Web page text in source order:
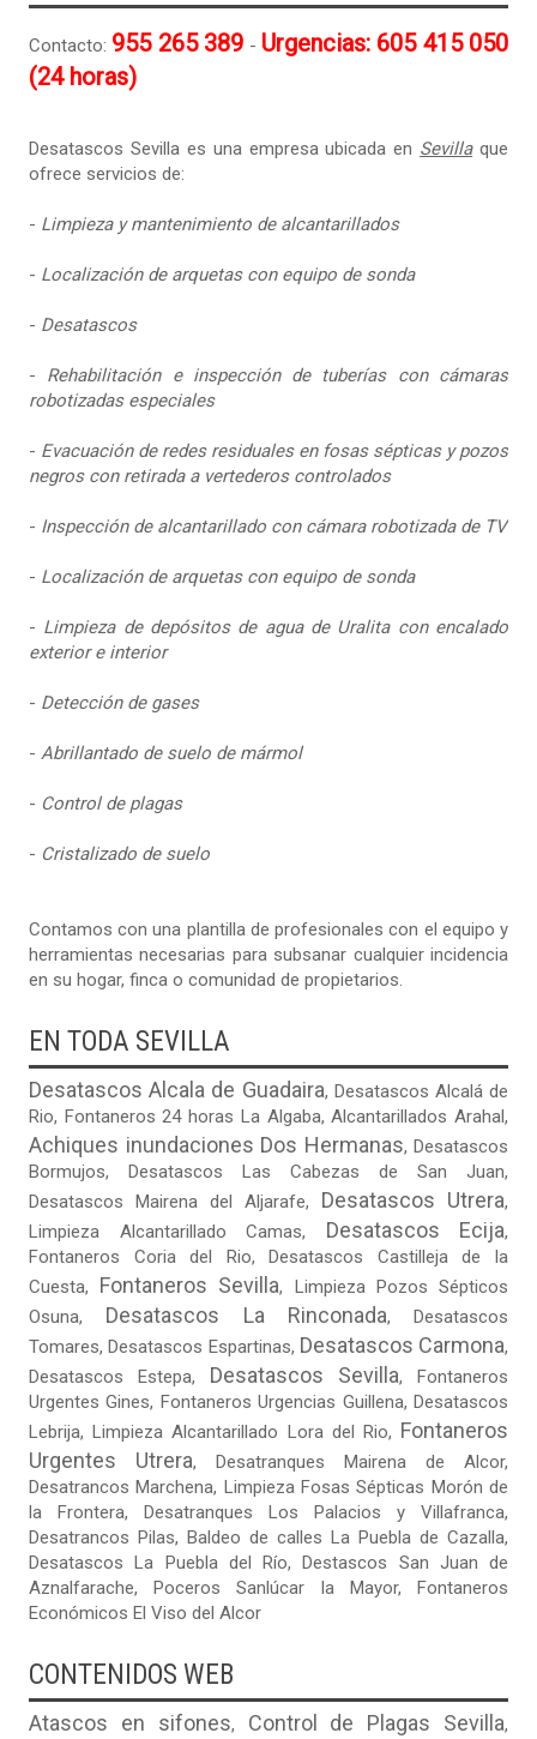
Contacto: 955 265 389 - Urgencias: 605 415 050
(24 horas)
Desatascos Sevilla es una empresa ubicada en Sevillaque
ofrece servicios de:
- Limpieza y mantenimiento de alcantarillados
- Localización de arquetas con equipo de sonda
- Desatascos
- Rehabilitación e inspección de tuberías con cámaras
robotizadas especiales
- Evacuación de redes residuales en fosas sépticas y pozos
negros con retirada a vertederos controlados
- Inspección de alcantarillado con cámara robotizada de TV
- Localización de arquetas con equipo de sonda
- Limpieza de depósitos de agua de Uralita con encalado
exterior e interior
- Detección de gases
- Abrillantado de suelo de mármol
- Control de plagas
- Cristalizado de suelo
Contamos con una plantilla de profesionales con el equipo y
herramientas necesarias para subsanar cualquier incidencia
en su hogar, finca o comunidad de propietarios.
EN TODA SEVILLA
Desatascos Alcala de Guadaira, Desatascos Alcalá de
Rio, Fontaneros 24 horas La Algaba,Alcantarillados Arahal,
Achiques inundaciones Dos Hermanas, Desatascos
Bormujos, Desatascos Las Cabezas de San Juan,
Desatascos Mairena del Aljarafe, Desatascos Utrera,
Limpieza Alcantarillado Camas, Desatascos Ecija,
Fontaneros Coria del Rio,Desatascos Castilleja de la
Cuesta, Fontaneros Sevilla, Limpieza Pozos Sépticos
Osuna, Desatascos La Rinconada, Desatascos
Tomares,Desatascos Espartinas, Desatascos Carmona,
Desatascos Estepa, Desatascos Sevilla, Fontaneros
Urgentes Gines, Fontaneros Urgencias Guillena,Desatascos
Lebrija,Limpieza Alcantarillado Lora del Rio, Fontaneros
Urgentes Utrera, Desatranques Mairena de Alcor,
Desatrancos Marchena, Limpieza Fosas Sépticas Morón de
la Frontera, Desatranques Los Palacios y Villafranca,
Desatrancos Pilas, Baldeo de calles La Puebla de Cazalla,
Desatascos La Puebla del Río,Destascos San Juan de
Aznalfarache,Poceros Sanlúcar la Mayor,Fontaneros
Económicos El Viso del Alcor
CONTENIDOS WEB
Atascos en sifones, Control de Plagas Sevilla,